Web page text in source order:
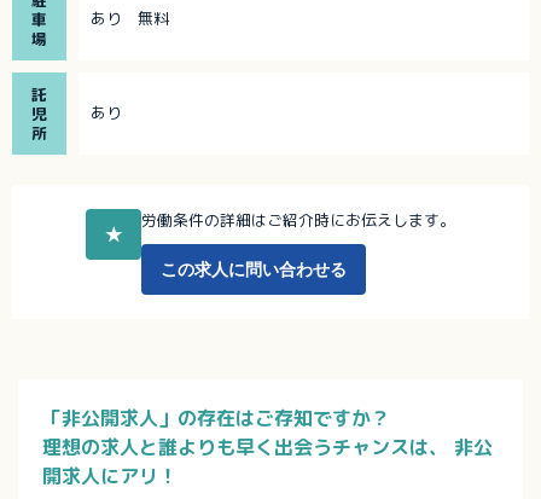
車
場
あり 無料
託
児
所
あり
★
労働条件の詳細はご紹介時にお伝えします。
この求人に問い合わせる
「非公開求人」の存在はご存知ですか？
理想の求人と誰よりも早く出会うチャンスは、
非公
開求人にアリ！